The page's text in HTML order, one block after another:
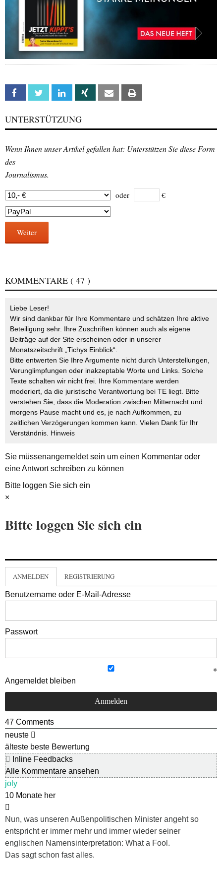
Facebook Twitter Linkedin Xing Email
UNTERSTÜTZUNG
Wenn Ihnen unser Artikel gefallen hat: Unterstützen Sie diese Form
des
Journalismus.
oder €
Weiter
KOMMENTARE ( 47 )
Liebe Leser!
Wir sind dankbar für Ihre Kommentare und schätzen Ihre aktive
Beteiligung sehr. Ihre Zuschriften können auch als eigene
Beiträge auf der Site erscheinen oder in unserer
Monatszeitschrift „Tichys Einblick“.
Bitte entwerten Sie Ihre Argumente nicht durch Unterstellungen,
Verunglimpfungen oder inakzeptable Worte und Links. Solche
Texte schalten wir nicht frei. Ihre Kommentare werden
moderiert, da die juristische Verantwortung bei TE liegt. Bitte
verstehen Sie, dass die Moderation zwischen Mitternacht und
morgens Pause macht und es, je nach Aufkommen, zu
zeitlichen Verzögerungen kommen kann. Vielen Dank für Ihr
Verständnis. Hinweis
Sie müssenangemeldetsein um einen Kommentar oder
eine Antwort schreiben zu können
Bitte loggen Sie sich ein
×
Bitte loggen Sie sich ein
ANMELDEN REGISTRIERUNG
Benutzername oder E-Mail-Adresse
Passwort
Angemeldet bleiben
47 Comments
neuste
älteste beste Bewertung
Inline Feedbacks
Alle Kommentare ansehen
joly
10 Monate her
Nun, was unseren Außenpolitischen Minister angeht so
entspricht er immer mehr und immer wieder seiner
englischen Namensinterpretation: What a Fool.
Das sagt schon fast alles.